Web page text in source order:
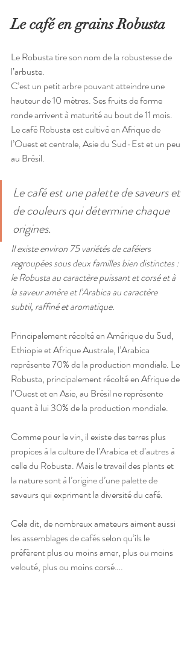
Le café en grains Robusta
Le Robusta tire son nom de la robustesse de
l’arbuste.
C’est un petit arbre pouvant atteindre une
hauteur de 10 mètres. Ses fruits de forme
ronde arrivent à maturité au bout de 11 mois.
Le café Robusta est cultivé en Afrique de
l’Ouest et centrale, Asie du Sud-Est et un peu
au Brésil.
Le café est une palette de saveurs et
de couleurs qui détermine chaque
origines.
Il existe environ 75 variétés de caféiers
regroupées sous deux familles bien distinctes :
le Robusta au caractère puissant et corsé et à
la saveur amère et l’Arabica au caractère
subtil, raffiné et aromatique.
Principalement récolté en Amérique du Sud,
Ethiopie et Afrique Australe, l’Arabica
représente 70% de la production mondiale. Le
Robusta, principalement récolté en Afrique de
l’Ouest et en Asie, au Brésil ne représente
quant à lui 30% de la production mondiale.
Comme pour le vin, il existe des terres plus
propices à la culture de l’Arabica et d’autres à
celle du Robusta. Mais le travail des plants et
la nature sont à l’origine d’une palette de
saveurs qui expriment la diversité du café.
Cela dit, de nombreux amateurs aiment aussi
les assemblages de cafés selon qu’ils le
préfèrent plus ou moins amer, plus ou moins
velouté, plus ou moins corsé….